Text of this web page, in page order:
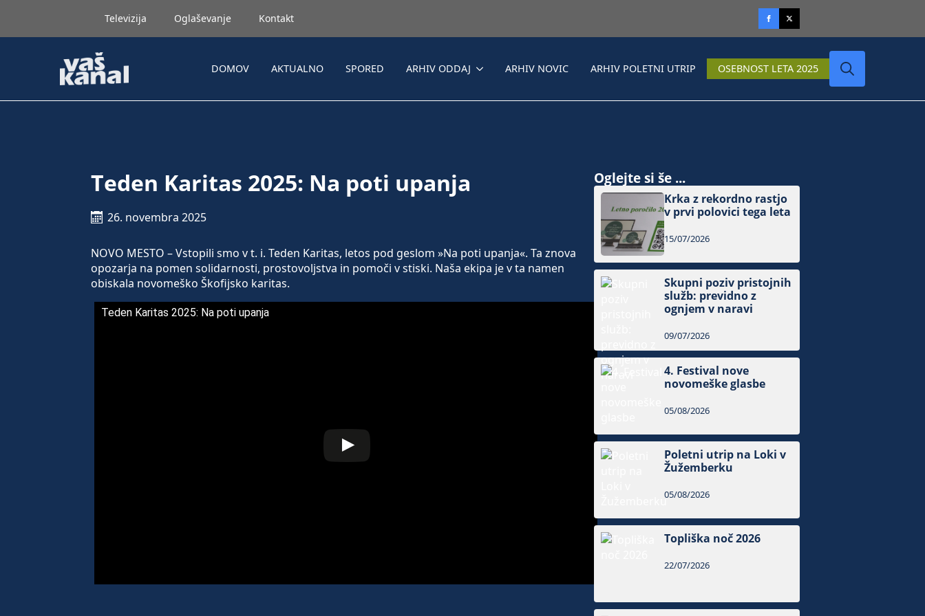
Televizija Oglaševanje Kontakt
DOMOV AKTUALNO SPORED ARHIV ODDAJ ARHIV NOVIC ARHIV POLETNI UTRIP OSEBNOST LETA 2025
Teden Karitas 2025: Na poti upanja
26. novembra 2025
NOVO MESTO – Vstopili smo v t. i. Teden Karitas, letos pod geslom »Na poti upanja«. Ta znova
opozarja na pomen solidarnosti, prostovoljstva in pomoči v stiski. Naša ekipa je v ta namen
obiskala novomeško Škofijsko karitas.
Teden Karitas 2025: Na poti upanja
Oglejte si še ...
Krka z rekordno rastjo
v prvi polovici tega leta
15/07/2026
Skupni poziv pristojnih
služb: previdno z
ognjem v naravi
09/07/2026
4. Festival nove
novomeške glasbe
05/08/2026
Poletni utrip na Loki v
Žužemberku
05/08/2026
Topliška noč 2026
22/07/2026